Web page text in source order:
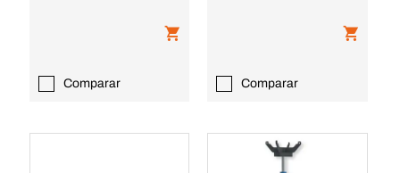
Comparar Comparar